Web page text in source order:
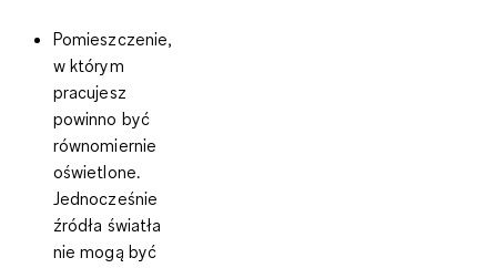
Pomieszczenie,
w którym
pracujesz
powinno być
równomiernie
oświetlone.
Jednocześnie
źródła światła
nie mogą być